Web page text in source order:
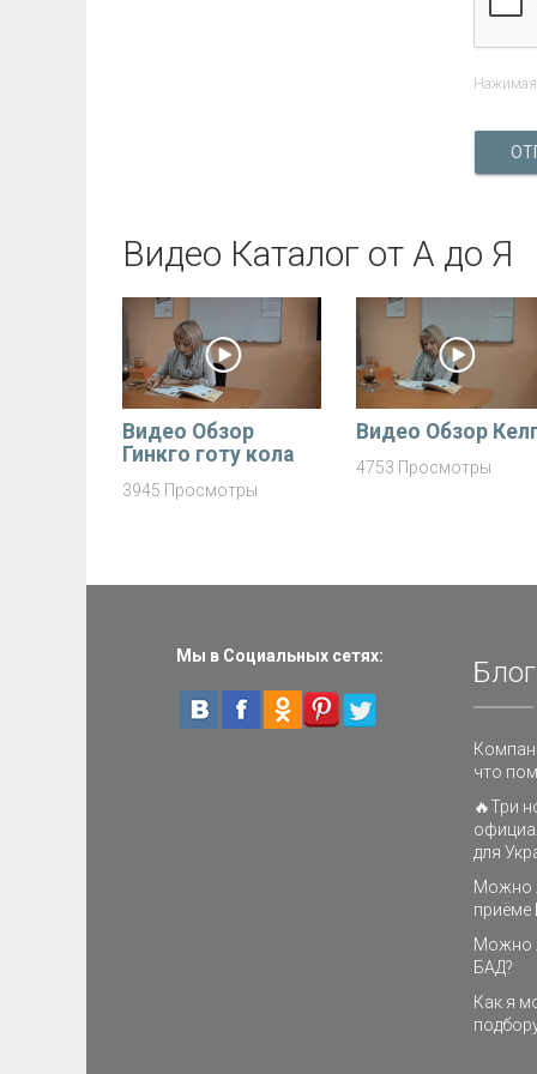
Нажимая
Видео Каталог от А до Я
Видео Обзор
Гинкго готу кола
3945 Просмотры
Видео Обзор
4753 Просмотры
Мы в Социальных сетях: Блог
что
🔥Три
для
Можно
приёме
Можно
БАД?
Как я